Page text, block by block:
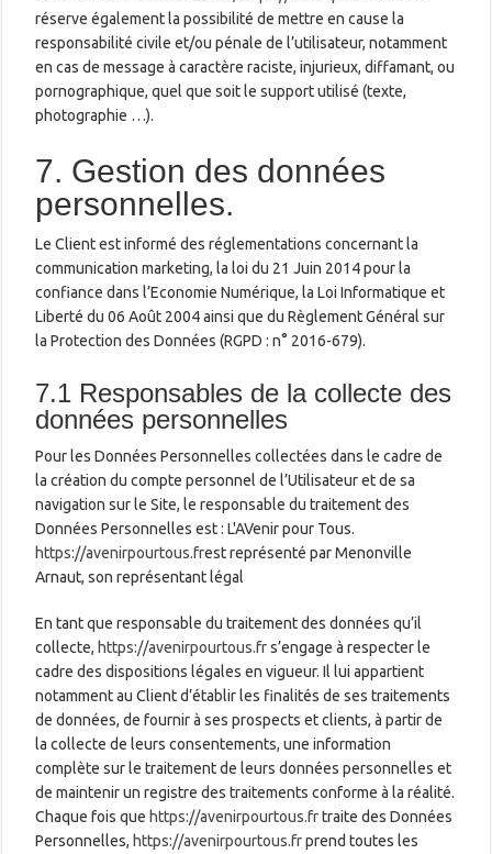
réserve également la possibilité de mettre en cause la
responsabilité civile et/ou pénale de l’utilisateur, notamment
en cas de message à caractère raciste, injurieux, diffamant, ou
pornographique, quel que soit le support utilisé (texte,
photographie …).
7. Gestion des données
personnelles.
Le Client est informé des réglementations concernant la
communication marketing, la loi du 21 Juin 2014 pour la
confiance dans l’Economie Numérique, la Loi Informatique et
Liberté du 06 Août 2004 ainsi que du Règlement Général sur
la Protection des Données (RGPD : n° 2016-679).
7.1 Responsables de la collecte des
données personnelles
Pour les Données Personnelles collectées dans le cadre de
la création du compte personnel de l’Utilisateur et de sa
navigation sur le Site, le responsable du traitement des
Données Personnelles est : L'AVenir pour Tous.
https://avenirpourtous.frest représenté par Menonville
Arnaut, son représentant légal
En tant que responsable du traitement des données qu’il
collecte,https://avenirpourtous.frs’engage à respecter le
cadre des dispositions légales en vigueur. Il lui appartient
notamment au Client d’établir les finalités de ses traitements
de données, de fournir à ses prospects et clients, à partir de
la collecte de leurs consentements, une information
complète sur le traitement de leurs données personnelles et
de maintenir un registre des traitements conforme à la réalité.
Chaque fois quehttps://avenirpourtous.frtraite des Données
Personnelles,https://avenirpourtous.frprend toutes les